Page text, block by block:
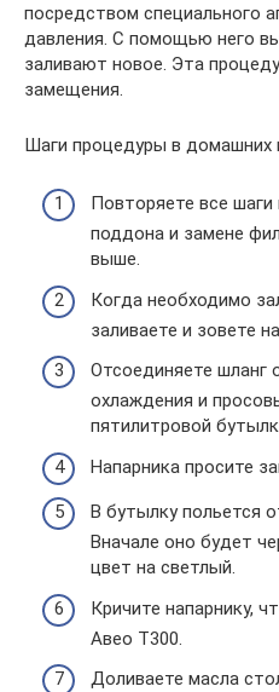
посредством специального
давления. С помощью него
заливают новое. Эта
замещения.
Шаги процедуры в домашних
Повторяете все шаги
поддона и замене
выше.
Когда необходимо
заливаете и зовете
Отсоединяете шланг
охлаждения и
пятилитровой
Напарника просите
В бутылку польется
Вначале оно будет
цвет на светлый.
Кричите напарнику,
Авео Т300.
Доливаете масла